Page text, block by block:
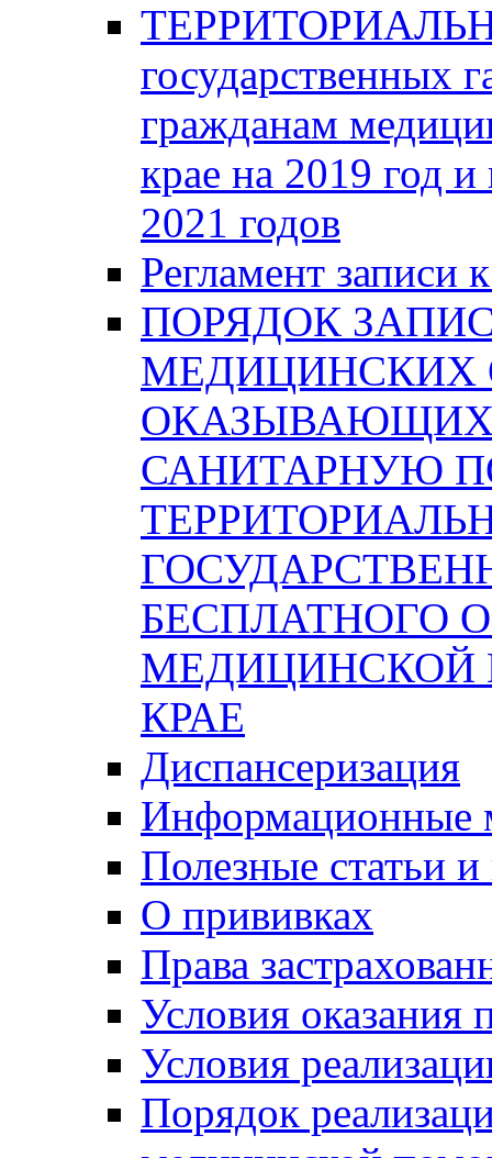
государственных
гражданам
крае на 2019 год
2021 годов
Регламент записи
ПОРЯДОК
МЕДИЦИНСКИХ
САНИТАРНУЮ
БЕСПЛАТНОГО
КРАЕ
Диспансеризация
Информационные
Полезные статьи
О прививках
Права
Условия
Условия
Порядок